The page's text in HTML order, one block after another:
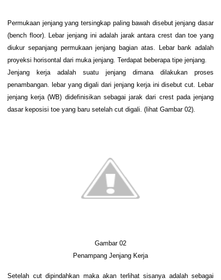
Permukaan jenjang yang tersingkap paling bawah disebut jenjang dasar
(bench floor). Lebar jenjang ini adalah jarak antara crest dan toe yang
diukur sepanjang permukaan jenjang bagian atas. Lebar bank adalah
proyeksi horisontal dari muka jenjang. Terdapat beberapa tipe jenjang.
Jenjang kerja adalah suatu jenjang dimana dilakukan proses
penambangan. lebar yang digali dari jenjang kerja ini disebut cut. Lebar
jenjang kerja (WB) didefinisikan sebagai jarak dari crest pada jenjang
dasar keposisi toe yang baru setelah cut digali. (lihat Gambar 02).
Gambar 02
Penampang Jenjang Kerja
Setelah cut dipindahkan maka akan terlihat sisanya adalah sebagai